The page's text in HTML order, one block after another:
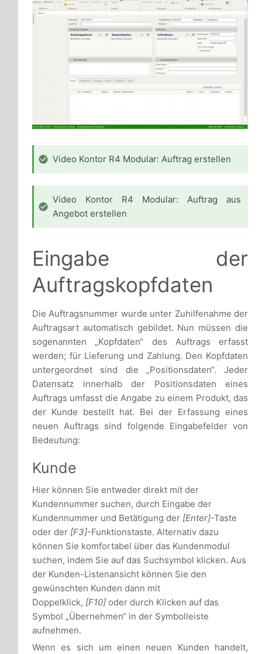
Video Kontor R4 Modular: Auftrag erstellen
Video Kontor R4 Modular: Auftrag aus
Angebot erstellen
Eingabe der
Auftragskopfdaten
Die Auftragsnummer wurde unter Zuhilfenahme der
Auftragsart automatisch gebildet. Nun müssen die
sogenannten „Kopfdaten“ des Auftrags erfasst
werden; für Lieferung und Zahlung. Den Kopfdaten
untergeordnet sind die „Positionsdaten“. Jeder
Datensatz innerhalb der Positionsdaten eines
Auftrags umfasst die Angabe zu einem Produkt, das
der Kunde bestellt hat. Bei der Erfassung eines
neuen Auftrags sind folgende Eingabefelder von
Bedeutung:
Kunde
Hier können Sie entweder direkt mit der
Kundennummer suchen, durch Eingabe der
Kundennummer und Betätigung der [Enter]-Taste
oder der [F3]-Funktionstaste. Alternativ dazu
können Sie komfortabel über das Kundenmodul
suchen, indem Sie auf das Suchsymbol klicken. Aus
der Kunden-Listenansicht können Sie den
gewünschten Kunden dann mit
Doppelklick, [F10] oder durch Klicken auf das
Symbol „Übernehmen“ in der Symbolleiste
aufnehmen.
Wenn es sich um einen neuen Kunden handelt,